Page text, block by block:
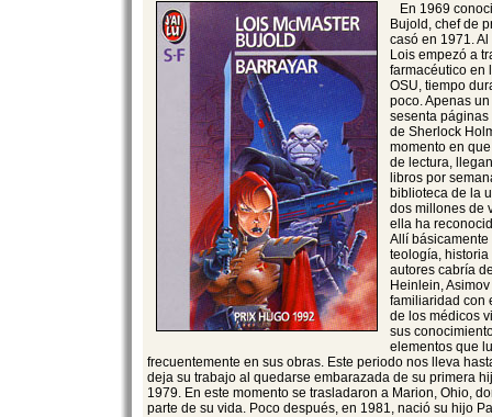
En 1969
Bujold, chef de
casó en 1971.
Lois empezó a
farmacéutico en
OSU, tiempo
poco. Apenas
sesenta
de Sherlock
momento en
de lectura,
libros por
biblioteca de la
dos millones de
ella ha
Allí
teología, historia
autores cabría
Heinlein,
familiaridad con
de los médicos
sus
elementos que
frecuentemente en sus obras. Este periodo nos lleva
deja su trabajo al quedarse embarazada de su primera
1979. En este momento se trasladaron a Marion, Ohio,
parte de su vida. Poco después, en 1981, nació su hijo